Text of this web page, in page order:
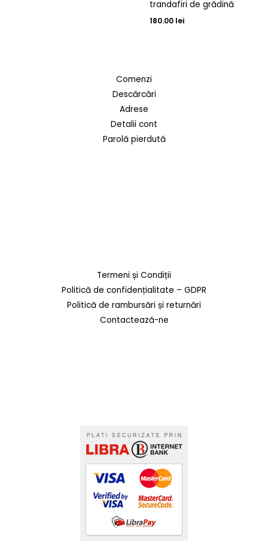
trandafiri de grădină
180.00 lei
Comenzi
Descărcări
Adrese
Detalii cont
Parolă pierdută
Termeni și Condiții
Politică de confidențialitate – GDPR
Politică de rambursări și returnări
Contactează-ne